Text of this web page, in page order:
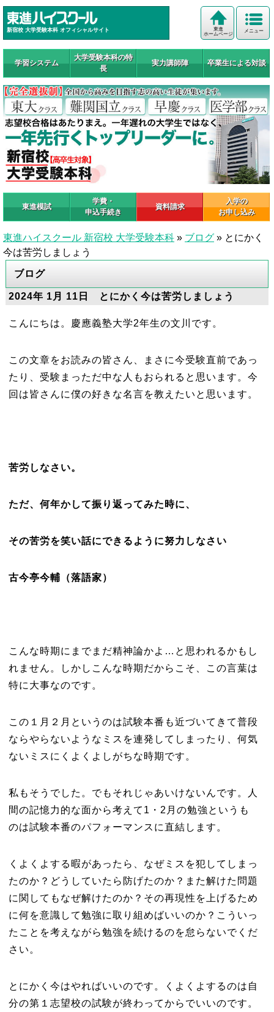
新宿校 大学受験本科 オフィシャルサイト メニュー
東進
ホームページ
学習システム
大学受験本科の特
長
実力講師陣 卒業生による対談
東進模試
学費・
申込手続き
資料請求
入学の
お申し込み
東進ハイスクール 新宿校 大学受験本科 » ブログ » とにかく
今は苦労しましょう
ブログ
2024年 1月 11日 とにかく今は苦労しましょう
こんにちは。慶應義塾大学2年生の文川です。
この文章をお読みの皆さん、まさに今受験直前であっ
たり、受験まっただ中な人もおられると思います。今
回は皆さんに僕の好きな名言を教えたいと思います。
苦労しなさい。
ただ、何年かして振り返ってみた時に、
その苦労を笑い話にできるように努力しなさい
古今亭今輔（落語家）
こんな時期にまでまだ精神論かよ…と思われるかもし
れません。しかしこんな時期だからこそ、この言葉は
特に大事なのです。
この１月２月というのは試験本番も近づいてきて普段
ならやらないようなミスを連発してしまったり、何気
ないミスにくよくよしがちな時期です。
私もそうでした。でもそれじゃあいけないんです。人
間の記憶力的な面から考えて1・2月の勉強というも
のは試験本番のパフォーマンスに直結します。
くよくよする暇があったら、なぜミスを犯してしまっ
たのか？どうしていたら防げたのか？また解けた問題
に関してもなぜ解けたのか？その再現性を上げるため
に何を意識して勉強に取り組めばいいのか？こういっ
たことを考えながら勉強を続けるのを怠らないでくだ
さい。
とにかく今はやればいいのです。くよくよするのは自
分の第１志望校の試験が終わってからでいいのです。